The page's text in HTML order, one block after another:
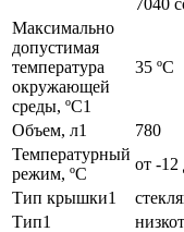
7040
Максимально
допустимая
температура
окружающей
среды, ºC1
35 ºC
Объем, л1
780
Температурный
режим, ºC
от -12
Тип крышки1
Тип1